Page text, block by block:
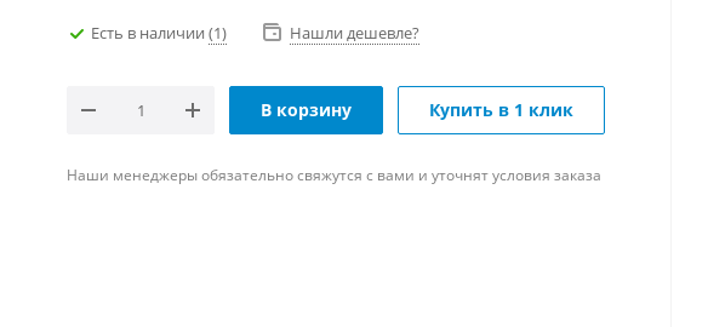
Есть в наличии (1) Нашли дешевле?
В корзину Купить в 1 клик
Наши менеджеры обязательно свяжутся с вами и уточнят условия заказа